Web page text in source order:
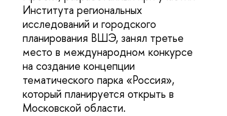
Института региональных
исследований и городского
планирования ВШЭ, занял третье
место в международном конкурсе
на создание концепции
тематического парка «Россия»,
который планируется открыть в
Московской области.